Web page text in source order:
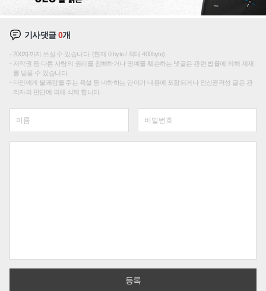
기사댓글0개
200자까지 쓰실 수 있습니다. (현재 0 byte / 최대 400byte)
저작권 등 다른 사람의 권리를 침해하거나 명예를 훼손하는 댓글은 관련 법률에 의해 제재
를 받을 수 있습니다.
타인에게 불쾌감을 주는 욕설 등 비하하는 단어가 내용에 포함되거나 인신공격성 글은 관
리자의 판단에 의해 삭제 합니다.